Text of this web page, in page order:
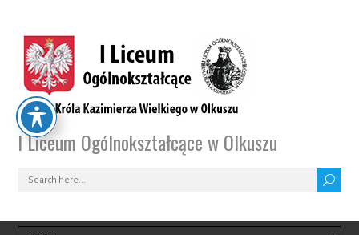
I Liceum Ogólnokształcące w Olkuszu